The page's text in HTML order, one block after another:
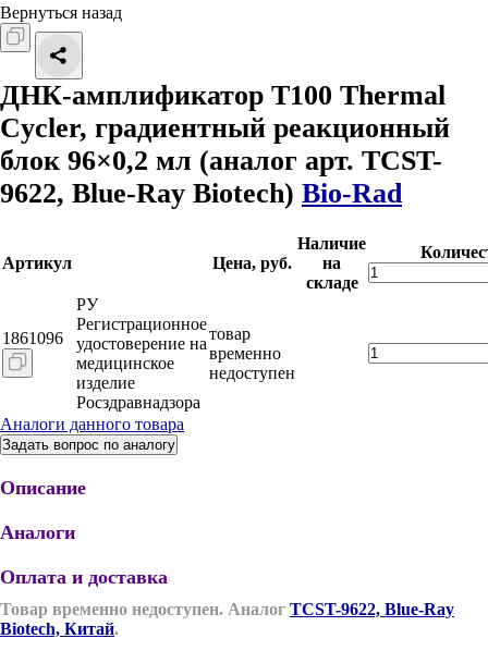
Вернуться назад
ДНК-амплификатор T100 Thermal
Cycler, градиентный реакционный
блок 96×0,2 мл (аналог арт. TCST-
9622, Blue-Ray Biotech) Bio-Rad
Артикул Цена, руб.
Наличие
на
складе
1861096
РУ
Регистрационное
удостоверение на
медицинское
изделие
Росздравнадзора
товар
временно
недоступен
Аналоги данного товара
Задать вопрос по аналогу
Описание
Аналоги
Оплата и доставка
Товар временно недоступен. Аналог TCST-9622, Blue-Ray
Biotech, Китай.